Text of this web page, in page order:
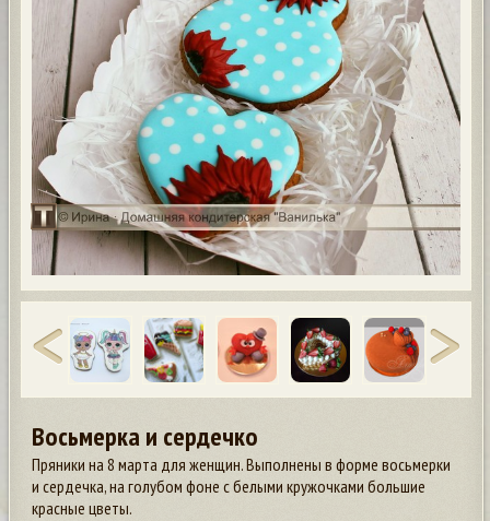
Восьмерка и сердечко
Пряники на 8 марта для женщин. Выполнены в форме восьмерки
и сердечка, на голубом фоне с белыми кружочками большие
красные цветы.